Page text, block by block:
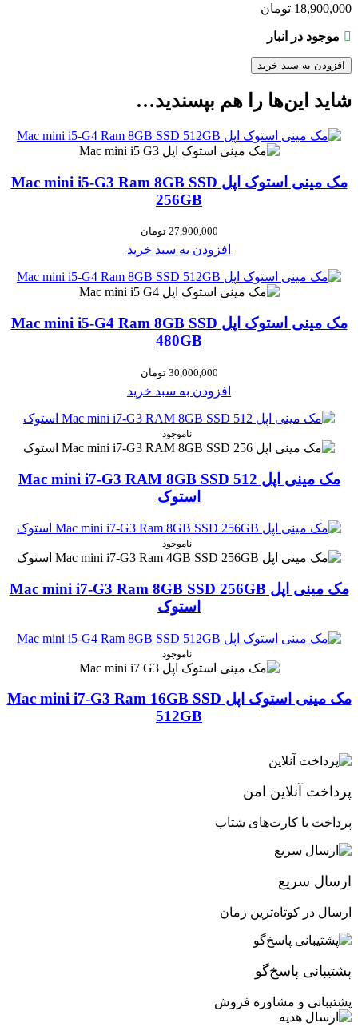
18,900,000 تومان
موجود در انبار
افزودن به سبد خرید
شاید این‌ها را هم بپسندید…
مک مینی استوک اپل Mac mini i5-G3 Ram 8GB SSD
256GB
27,900,000 تومان
افزودن به سبد خرید
مک مینی استوک اپل Mac mini i5-G4 Ram 8GB SSD
480GB
30,000,000 تومان
افزودن به سبد خرید
ناموجود
مک مینی اپل Mac mini i7-G3 RAM 8GB SSD 512
استوک
ناموجود
مک مینی اپل Mac mini i7-G3 Ram 8GB SSD 256GB
استوک
ناموجود
مک مینی استوک اپل Mac mini i7-G3 Ram 16GB SSD
512GB
پرداخت آنلاین امن
پرداخت با کارت‌های شتاب
ارسال سریع
ارسال در کوتاه‌ترین زمان
پشتیبانی پاسخ‌گو
پشتیبانی و مشاوره فروش